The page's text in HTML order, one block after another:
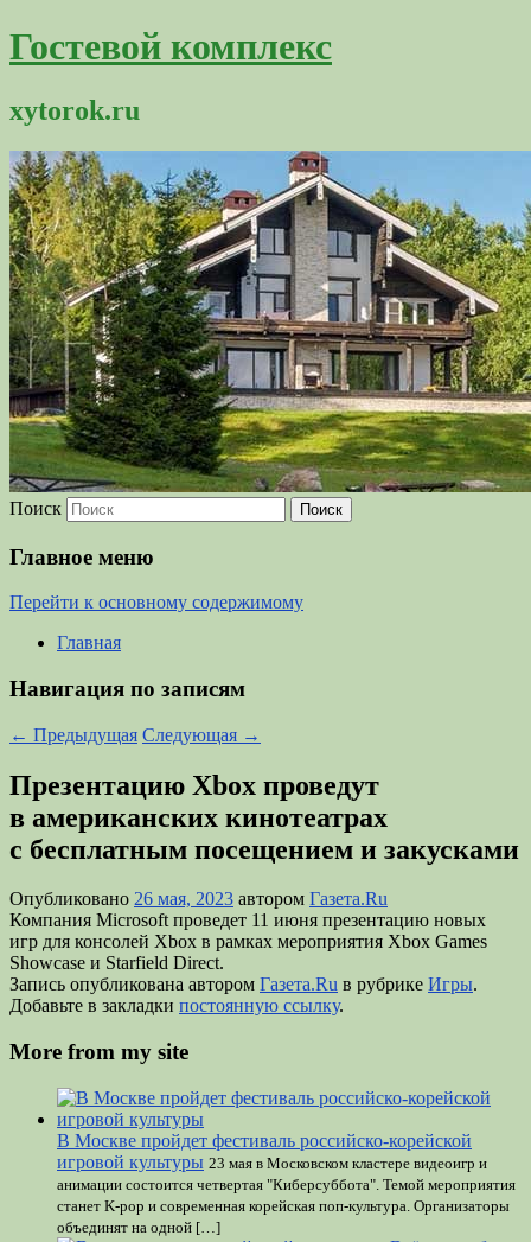
Гостевой комплекс
xytorok.ru
Поиск
Главное меню
Перейти к основному содержимому
Главная
Навигация по записям
← Предыдущая Следующая →
Презентацию Xbox проведут
в американских кинотеатрах
с бесплатным посещением и закусками
Опубликовано 26 мая, 2023 автором Газета.Ru
Компания Microsoft проведет 11 июня презентацию новых
игр для консолей Xbox в рамках мероприятия Xbox Games
Showcase и Starfield Direct.
Запись опубликована автором Газета.Ru в рубрике Игры.
Добавьте в закладки постоянную ссылку.
More from my site
В Москве пройдет фестиваль российско-корейской
игровой культуры 23 мая в Московском кластере видеоигр и
анимации состоится четвертая "Киберсуббота". Темой мероприятия
станет K-pop и современная корейская поп-культура. Организаторы
объединят на одной […]